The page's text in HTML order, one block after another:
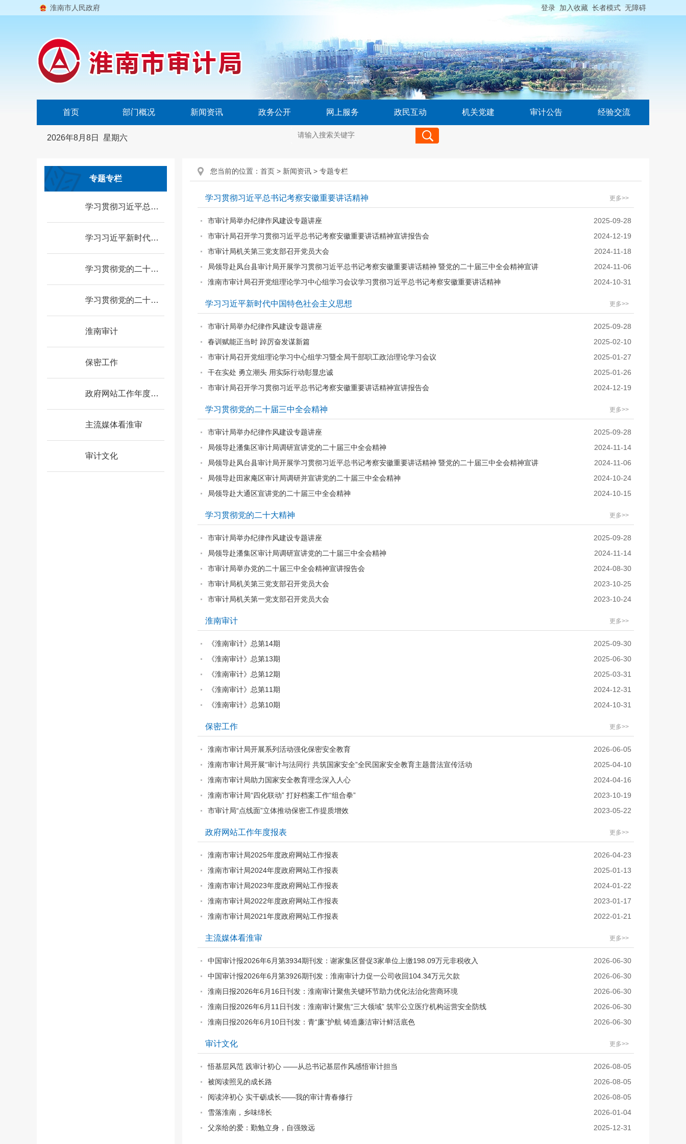
淮南市人民政府 登录 加入收藏 长者模式 无障碍
首页 部门概况 新闻资讯 政务公开 网上服务 政民互动 机关党建 审计公告 经验交流
2026年8月8日 星期六
专题专栏
学习贯彻习近平总书记考察安徽重要讲话精神
学习习近平新时代中国特色社会主义思想
学习贯彻党的二十届三中全会精神
学习贯彻党的二十大精神
淮南审计
保密工作
政府网站工作年度报表
主流媒体看淮审
审计文化
您当前的位置： 首页 > 新闻资讯 > 专题专栏
学习贯彻习近平总书记考察安徽重要讲话精神 更多>>
市审计局举办纪律作风建设专题讲座
2025-09-28
市审计局召开学习贯彻习近平总书记考察安徽重要讲话精神宣讲报告会
2024-12-19
市审计局机关第三党支部召开党员大会
2024-11-18
局领导赴凤台县审计局开展学习贯彻习近平总书记考察安徽重要讲话精神 暨党的二十届三中全会精神宣讲
2024-11-06
淮南市审计局召开党组理论学习中心组学习会议学习贯彻习近平总书记考察安徽重要讲话精神
2024-10-31
学习习近平新时代中国特色社会主义思想 更多>>
市审计局举办纪律作风建设专题讲座
2025-09-28
春训赋能正当时 踔厉奋发谋新篇
2025-02-10
市审计局召开党组理论学习中心组学习暨全局干部职工政治理论学习会议
2025-01-27
干在实处 勇立潮头 用实际行动彰显忠诚
2025-01-26
市审计局召开学习贯彻习近平总书记考察安徽重要讲话精神宣讲报告会
2024-12-19
学习贯彻党的二十届三中全会精神 更多>>
市审计局举办纪律作风建设专题讲座
2025-09-28
局领导赴潘集区审计局调研宣讲党的二十届三中全会精神
2024-11-14
局领导赴凤台县审计局开展学习贯彻习近平总书记考察安徽重要讲话精神 暨党的二十届三中全会精神宣讲
2024-11-06
局领导赴田家庵区审计局调研并宣讲党的二十届三中全会精神
2024-10-24
局领导赴大通区宣讲党的二十届三中全会精神
2024-10-15
学习贯彻党的二十大精神 更多>>
市审计局举办纪律作风建设专题讲座
2025-09-28
局领导赴潘集区审计局调研宣讲党的二十届三中全会精神
2024-11-14
市审计局举办党的二十届三中全会精神宣讲报告会
2024-08-30
市审计局机关第三党支部召开党员大会
2023-10-25
市审计局机关第一党支部召开党员大会
2023-10-24
淮南审计 更多>>
《淮南审计》总第14期
2025-09-30
《淮南审计》总第13期
2025-06-30
《淮南审计》总第12期
2025-03-31
《淮南审计》总第11期
2024-12-31
《淮南审计》总第10期
2024-10-31
保密工作 更多>>
淮南市审计局开展系列活动强化保密安全教育
2026-06-05
淮南市审计局开展“审计与法同行 共筑国家安全”全民国家安全教育主题普法宣传活动
2025-04-10
淮南市审计局助力国家安全教育理念深入人心
2024-04-16
淮南市审计局“四化联动” 打好档案工作“组合拳”
2023-10-19
市审计局“点线面”立体推动保密工作提质增效
2023-05-22
政府网站工作年度报表 更多>>
淮南市审计局2025年度政府网站工作报表
2026-04-23
淮南市审计局2024年度政府网站工作报表
2025-01-13
淮南市审计局2023年度政府网站工作报表
2024-01-22
淮南市审计局2022年度政府网站工作报表
2023-01-17
淮南市审计局2021年度政府网站工作报表
2022-01-21
主流媒体看淮审 更多>>
中国审计报2026年6月第3934期刊发：谢家集区督促3家单位上缴198.09万元非税收入
2026-06-30
中国审计报2026年6月第3926期刊发：淮南审计力促一公司收回104.34万元欠款
2026-06-30
淮南日报2026年6月16日刊发：淮南审计聚焦关键环节助力优化法治化营商环境
2026-06-30
淮南日报2026年6月11日刊发：淮南审计聚焦“三大领域” 筑牢公立医疗机构运营安全防线
2026-06-30
淮南日报2026年6月10日刊发：青“廉”护航 铸造廉洁审计鲜活底色
2026-06-30
审计文化 更多>>
悟基层风范 践审计初心 ——从总书记基层作风感悟审计担当
2026-08-05
被阅读照见的成长路
2026-08-05
阅读淬初心 实干砺成长——我的审计青春修行
2026-08-05
雪落淮南，乡味绵长
2026-01-04
‌父亲给的爱：勤勉立身，自强致远
2025-12-31